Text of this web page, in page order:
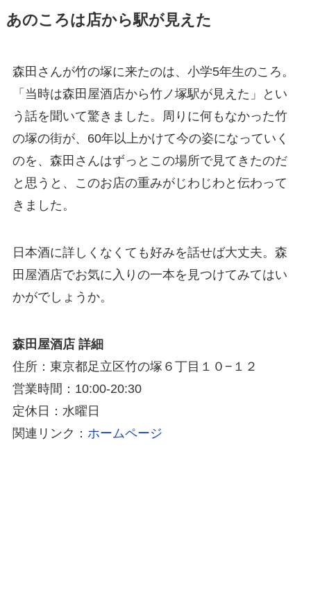
あのころは店から駅が見えた
森田さんが竹の塚に来たのは、小学5年生のころ。
「当時は森田屋酒店から竹ノ塚駅が見えた」とい
う話を聞いて驚きました。周りに何もなかった竹
の塚の街が、60年以上かけて今の姿になっていく
のを、森田さんはずっとこの場所で見てきたのだ
と思うと、このお店の重みがじわじわと伝わって
きました。
日本酒に詳しくなくても好みを話せば大丈夫。森
田屋酒店でお気に入りの一本を見つけてみてはい
かがでしょうか。
森田屋酒店 詳細
住所：東京都足立区竹の塚６丁目１０−１２
営業時間：10:00-20:30
定休日：水曜日
関連リンク： ホームページ